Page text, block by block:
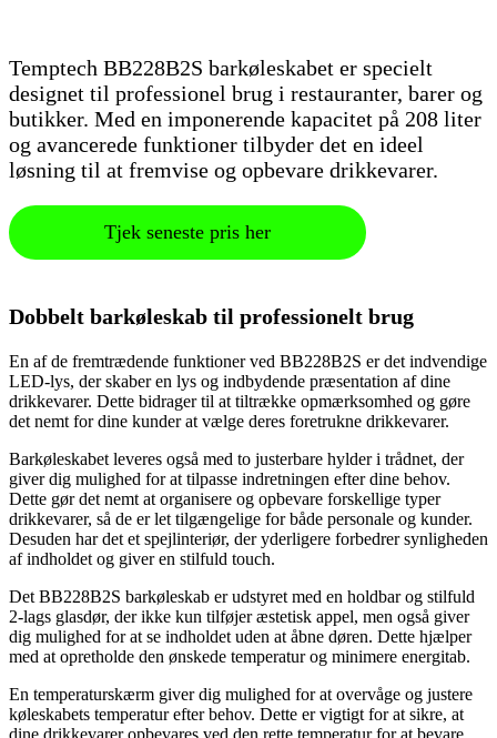
Temptech BB228B2S barkøleskabet er specielt
designet til professionel brug i restauranter, barer og
butikker. Med en imponerende kapacitet på 208 liter
og avancerede funktioner tilbyder det en ideel
løsning til at fremvise og opbevare drikkevarer.
Tjek seneste pris her
Dobbelt barkøleskab til professionelt brug
En af de fremtrædende funktioner ved BB228B2S er det indvendige
LED-lys, der skaber en lys og indbydende præsentation af dine
drikkevarer. Dette bidrager til at tiltrække opmærksomhed og gøre
det nemt for dine kunder at vælge deres foretrukne drikkevarer.
Barkøleskabet leveres også med to justerbare hylder i trådnet, der
giver dig mulighed for at tilpasse indretningen efter dine behov.
Dette gør det nemt at organisere og opbevare forskellige typer
drikkevarer, så de er let tilgængelige for både personale og kunder.
Desuden har det et spejlinteriør, der yderligere forbedrer synligheden
af indholdet og giver en stilfuld touch.
Det BB228B2S barkøleskab er udstyret med en holdbar og stilfuld
2-lags glasdør, der ikke kun tilføjer æstetisk appel, men også giver
dig mulighed for at se indholdet uden at åbne døren. Dette hjælper
med at opretholde den ønskede temperatur og minimere energitab.
En temperaturskærm giver dig mulighed for at overvåge og justere
køleskabets temperatur efter behov. Dette er vigtigt for at sikre, at
dine drikkevarer opbevares ved den rette temperatur for at bevare